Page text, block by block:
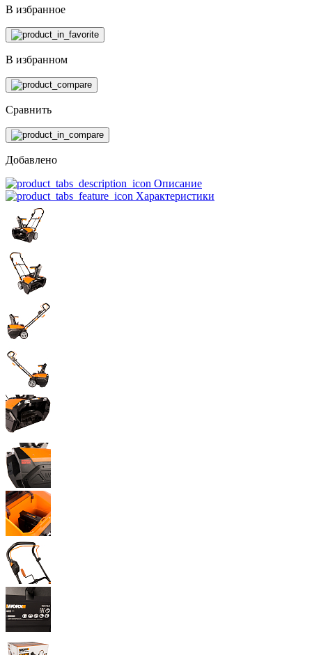
В избранное
В избранном
Сравнить
Добавлено
Описание
Характеристики